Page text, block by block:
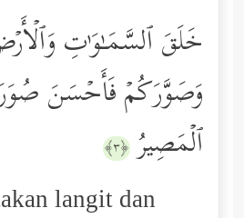
خَلَقَ ٱلسَّمَـٰوَ ٰ⁠تِ
وَصَوَّرَكُمۡ فَأَحۡسَنَ
ٱلۡمَصِیرُ ﴿٣﴾
langit dan